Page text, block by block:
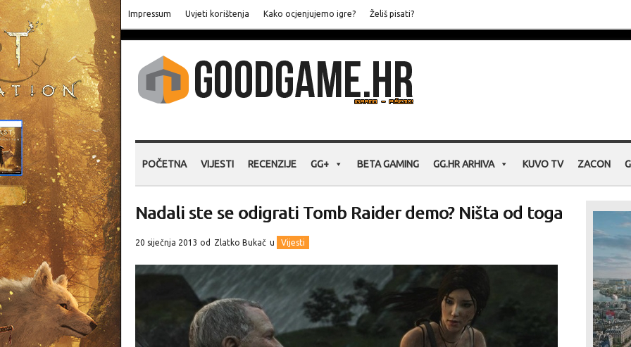
Impressum Uvjeti korištenja Kako ocjenjujemo igre? Želiš pisati?
POČETNA VIJESTI RECENZIJE GG+ BETA GAMING GG.HR ARHIVA KUVO TV ZACON
Nadali ste se odigrati Tomb Raider demo? Ništa od toga
20 siječnja 2013 od Zlatko Bukač u Vijesti